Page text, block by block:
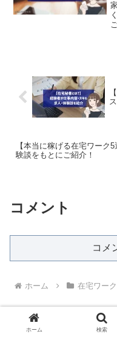
【本当に稼げる在宅ワーク
験談をもとにご紹介！
コメント
コメ
ホーム 在宅ワーク
ホーム 検索